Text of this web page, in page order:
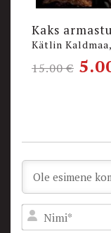
Kaks
Kätlin
15.00€